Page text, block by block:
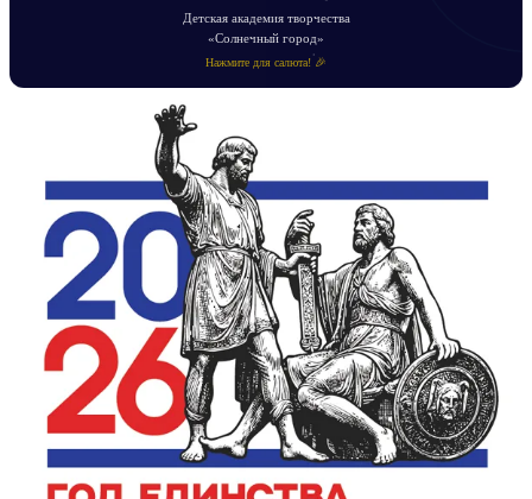
Детская академия творчества
«Солнечный город»
Нажмите для салюта! 🎉